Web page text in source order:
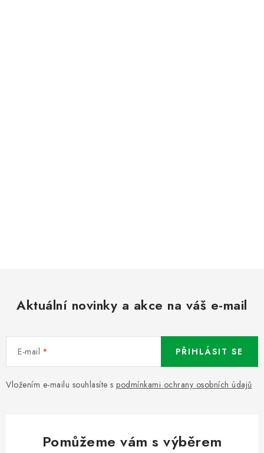
Aktuální novinky a akce na váš e-mail
E-mail
Vložením e-mailu souhlasíte s podmínkami ochrany osobních údajů
PŘIHLÁSIT SE
Pomůžeme vám s výběrem